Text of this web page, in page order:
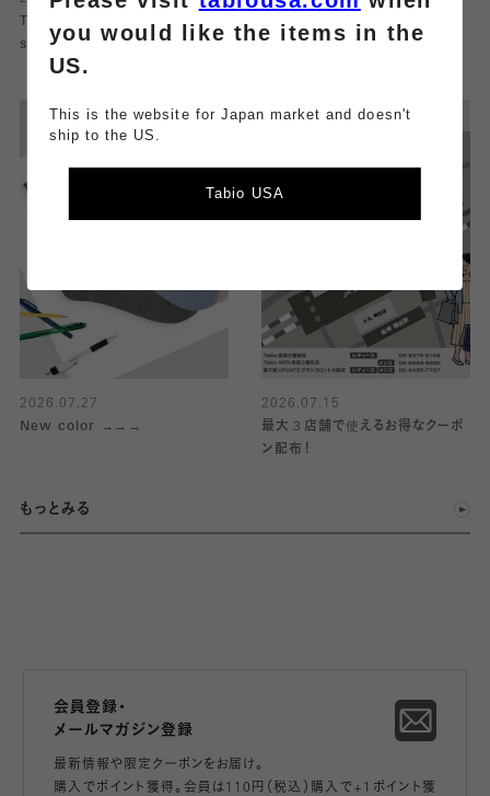
TOGA×NTS×Tabio limited
socks
日焼け対策におすすめ！アームウ
ォーマー
2026.07.27
New color →→→
2026.07.15
最大３店舗で使えるお得なクーポ
ン配布！
もっとみる
会員登録・
メールマガジン登録
最新情報や限定クーポンをお届け。
購入でポイント獲得。会員は110円（税込）購入で+1ポイント獲
you would like the items in the
US.
This is the website for Japan market and doesn't
ship to the US.
Tabio USA